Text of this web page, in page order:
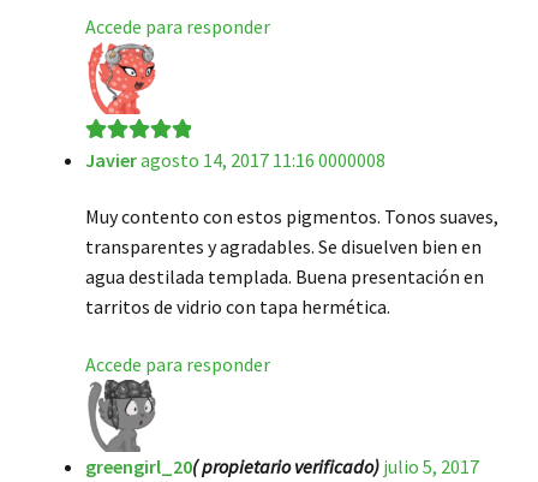
Accede para responder
Valorado en5
Javieragosto 14, 2017 11:16 0000008
Muy contento con estos pigmentos. Tonos suaves,
transparentes y agradables. Se disuelven bien en
agua destilada templada. Buena presentación en
tarritos de vidrio con tapa hermética.
Accede para responder
greengirl_20( propietario verificado) julio 5, 2017